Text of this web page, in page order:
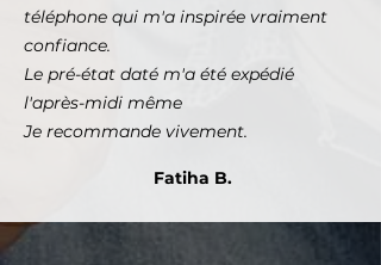
téléphone qui m'a inspirée vraiment
confiance.
Le pré-état daté m'a été expédié
l'après-midi même
Je recommande vivement.
Fatiha B.